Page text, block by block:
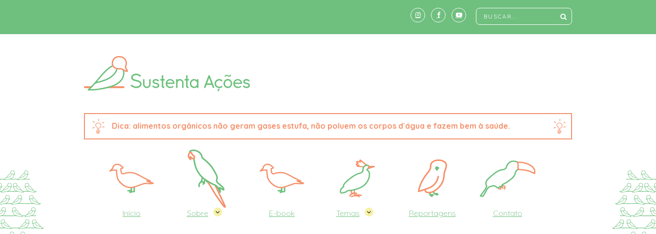
alimentos orgânicos não geram gases estufa, não poluem os corpos d`água e fazem bem à saúde.
Início Sobre E-book Temas Reportagens Contato